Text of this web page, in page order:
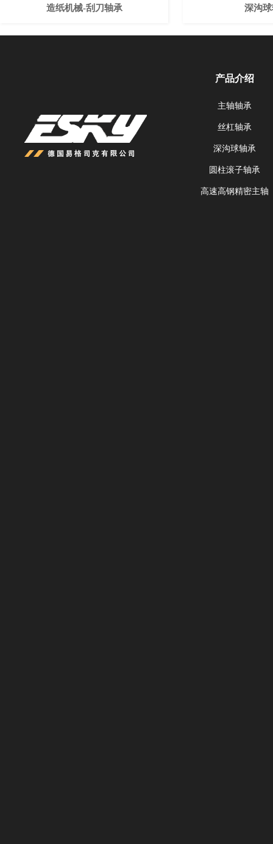
造纸机械-刮刀轴承 深沟
产品介绍
主轴轴承
丝杠轴承
深沟球轴承
圆柱滚子轴承
高速高钢精密主轴